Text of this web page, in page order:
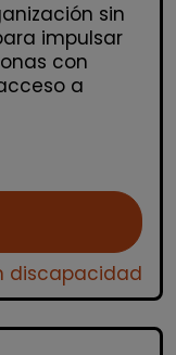
sin
impulsar
con
a
discapacidad